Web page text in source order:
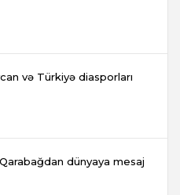
və Türkiyə diasporları
dünyaya mesaj